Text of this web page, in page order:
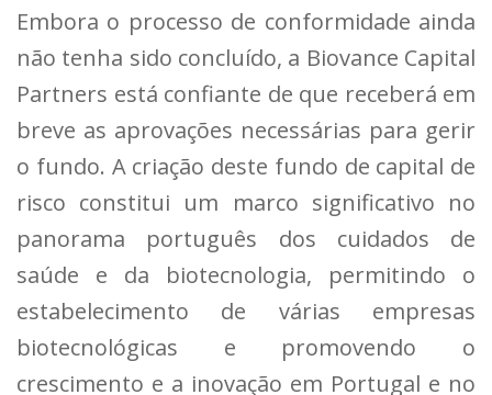
Embora o processo de conformidade ainda
não tenha sido concluído, a Biovance Capital
Partners está confiante de que receberá em
breve as aprovações necessárias para gerir
o fundo. A criação deste fundo de capital de
risco constitui um marco significativo no
panorama português dos cuidados de
saúde e da biotecnologia, permitindo o
estabelecimento de várias empresas
biotecnológicas e promovendo o
crescimento e a inovação em Portugal e no